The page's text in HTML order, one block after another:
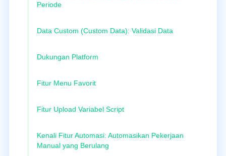
Periode
Data Custom (Custom Data): Validasi Data
Dukungan Platform
Fitur Menu Favorit
Fitur Upload Variabel Script
Kenali Fitur Automasi: Automasikan Pekerjaan
Manual yang Berulang